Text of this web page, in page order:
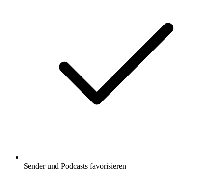
Sender und Podcasts favorisieren